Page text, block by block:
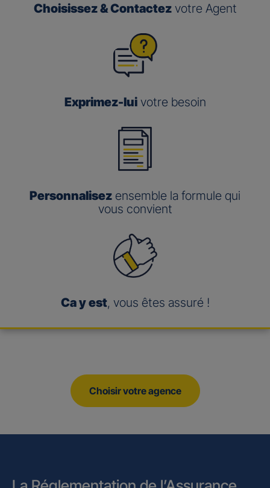
Choisissez & Contactezvotre Agent
Exprimez-luivotre besoin
Personnalisez ensemble la formule qui
vous convient
Ca y est, vous êtes assuré !
Choisir votre agence